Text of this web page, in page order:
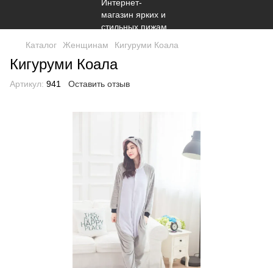
Каталог Женщинам Кигуруми Коала
Кигуруми Коала
Артикул: 941 Оставить отзыв